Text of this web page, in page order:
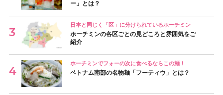
ー」とは？
日本と同じく「区」に分けられているホーチミン
ホーチミンの各区ごとの見どころと雰囲気をご
紹介
ホーチミンでフォーの次に食べるならこの麺！
ベトナム南部の名物麺「フーティウ」とは？